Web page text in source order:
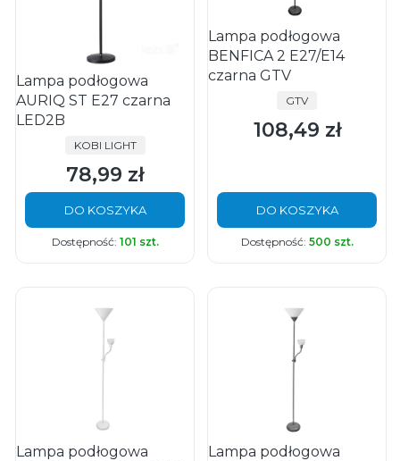
Lampa podłogowa
AURIQ ST E27 czarna
LED2B
PRODUCENT
KOBI LIGHT
Cena
78,99 zł
DO KOSZYKA
Dostępność: 101 szt.
Lampa podłogowa
BENFICA 2 E27/E14
czarna GTV
PRODUCENT
GTV
Cena
108,49 zł
DO KOSZYKA
Dostępność: 500 szt.
Lampa podłogowa
Lampa podłogowa